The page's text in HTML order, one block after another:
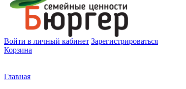
Войти в личный кабинет Зарегистрироваться
Корзина
Главная